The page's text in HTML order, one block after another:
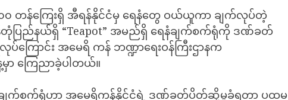
၀၀ တန်ကြေးရှိ အီရန်နိုင်ငံမှ ရေနံတွေ ဝယ်ယူကာ ချက်လုပ်တဲ့
တုံပြည်နယ်ရှိ “Teapot” အမည်ရှိ ရေနံချက်စက်ရုံကို ဒဏ်ခတ်
ကြောင်း အမေရိ ကန် ဘဏ္ဍာရေးဝန်ကြီးဌာနက
ာ ကြေညာခဲ့ပါတယ်။
နံချက်စက်ရုံဟာ အမေရိကန်နိုင်ငံရဲ့ ဒဏ်ခတ်ပိတ်ဆို့မှုခံရတာ ပထမ